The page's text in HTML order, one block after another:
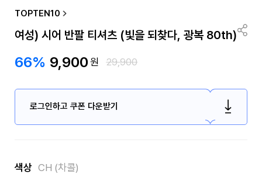
TOPTEN10
여성) 시어 반팔 티셔츠 (빛을 되찾다, 광복 80th)
66% 9,900원 29,900
로그인하고 쿠폰 다운받기
색상 CH (차콜)